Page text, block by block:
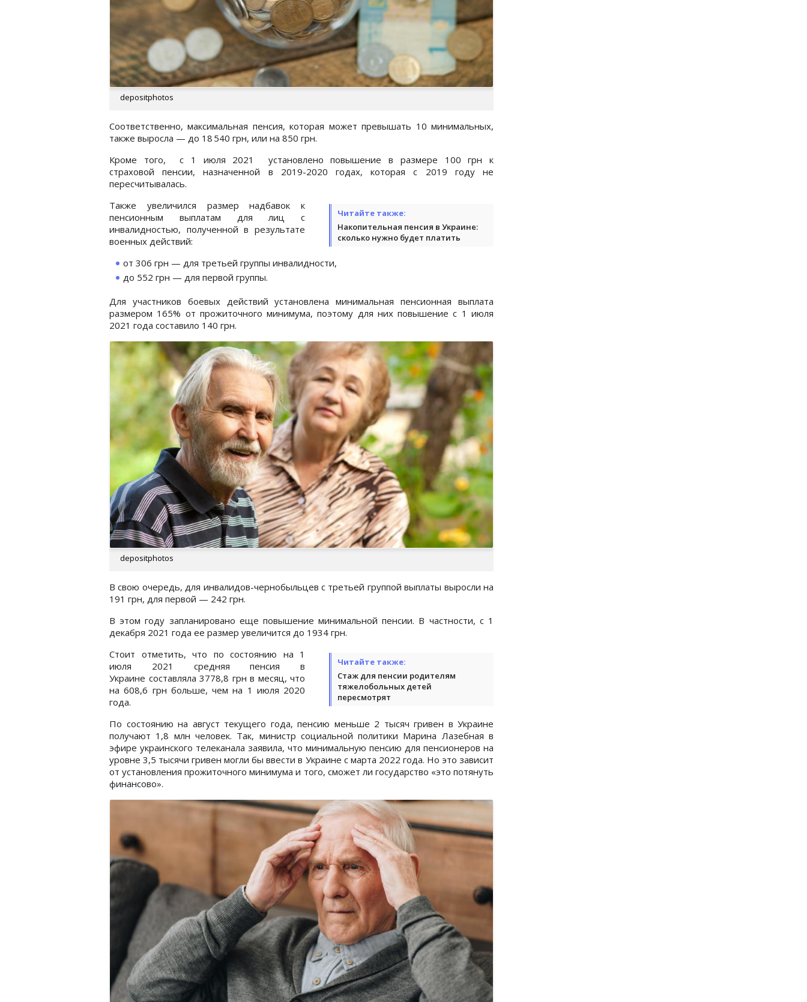
depositphotos
Соответственно, максимальная пенсия, которая может превышать 10 минимальных,
также выросла — до 18 540 грн, или на 850 грн.
Кроме того, с 1 июля 2021 установлено повышение в размере 100 грн к
страховой пенсии, назначенной в 2019-2020 годах, которая с 2019 году не
пересчитывалась.
Читайте также:
Накопительная пенсия в Украине:
сколько нужно будет платить
Также увеличился размер надбавок к
пенсионным выплатам для лиц с
инвалидностью, полученной в результате
военных действий:
от 306 грн — для третьей группы инвалидности,
до 552 грн — для первой группы.
Для участников боевых действий установлена минимальная пенсионная выплата
размером 165% от прожиточного минимума, поэтому для них повышение с 1 июля
2021 года составило 140 грн.
depositphotos
В свою очередь, для инвалидов-чернобыльцев с третьей группой выплаты выросли на
191 грн, для первой — 242 грн.
В этом году запланировано еще повышение минимальной пенсии. В частности, с 1
декабря 2021 года ее размер увеличится до 1934 грн.
Читайте также:
Стаж для пенсии родителям
тяжелобольных детей
пересмотрят
Стоит отметить, что по состоянию на 1
июля 2021 средняя пенсия в
Украине составляла 3778,8 грн в месяц, что
на 608,6 грн больше, чем на 1 июля 2020
года.
По состоянию на август текущего года, пенсию меньше 2 тысяч гривен в Украине
получают 1,8 млн человек. Так, министр социальной политики Марина Лазебная в
эфире украинского телеканала заявила, что минимальную пенсию для пенсионеров на
уровне 3,5 тысячи гривен могли бы ввести в Украине с марта 2022 года. Но это зависит
от установления прожиточного минимума и того, сможет ли государство «это потянуть
финансово».